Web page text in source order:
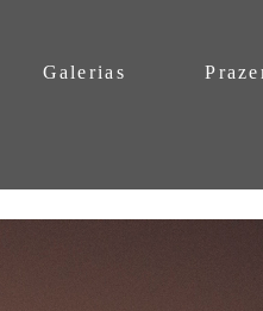
Galerias